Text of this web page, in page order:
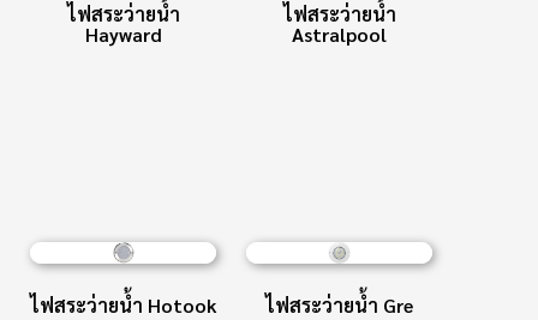
ไฟสระว่ายน้ำ
Hayward
ไฟสระว่ายน้ำ
Astralpool
ไฟสระว่ายน้ำ Hotook ไฟสระว่ายน้ำ Gre